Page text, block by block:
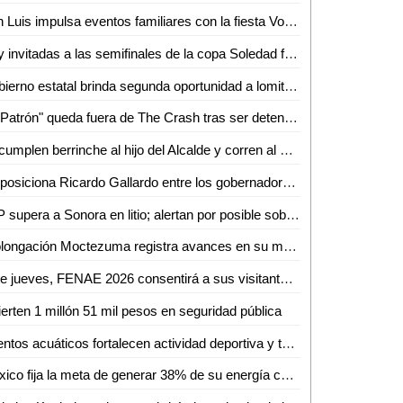
San Luis impulsa eventos familiares con la fiesta Volks Girls
Hay invitadas a las semifinales de la copa Soledad femenil 2026
Gobierno estatal brinda segunda oportunidad a lomitos en la Guardia Civil
"El Patrón" queda fuera de The Crash tras ser detenido
Le cumplen berrinche al hijo del Alcalde y corren al Jefe de la GCE
Se posiciona Ricardo Gallardo entre los gobernadores mejor evaluados del país
SLP supera a Sonora en litio; alertan por posible sobreexplotación
Prolongación Moctezuma registra avances en su modernización
Este jueves, FENAE 2026 consentirá a sus visitantes con enchiladas y bebidas gratis
1 millón 51 mil pesos en seguridad pública
Eventos acuáticos fortalecen actividad deportiva y turismo
México fija la meta de generar 38% de su energía con fuentes renovables: SENER